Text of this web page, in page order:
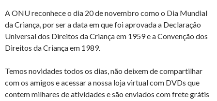
A ONU reconhece o dia 20 de novembro como o Dia Mundial
da Criança, por ser a data em que foi aprovada a Declaração
Universal dos Direitos da Criança em 1959 e a Convenção dos
Direitos da Criança em 1989.
Temos novidades todos os dias, não deixem de compartilhar
com os amigos e acessar a nossa loja virtual com DVDs que
contem milhares de atividades e são enviados com frete grátis